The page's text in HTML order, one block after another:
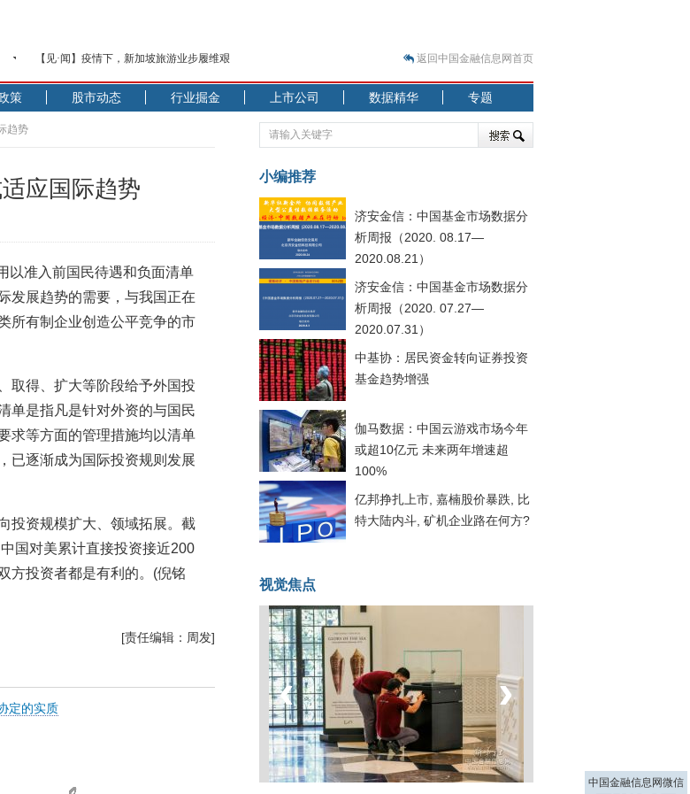
【见·闻】疫情下，新加坡旅游业步履维艰
记者手记：疫情下的香港零售业如何浴火重生？
【见·闻】疫情下一家香港传统零售商的转型突围之旅
济安金信：中国基金市场数据分析周报（2020. 07.27—2020.07.31）
【新华财经调查】同业存单、结构性存款玩起“跷跷板” 结构性失衡藏
央行公开市场净投放300亿元 短端资金利率明显下行
基本面及股市双轮冲击 债市回调十年期债表现最弱
沥青期货连续两日涨逾3% 沪银及两粕涨势喜人
恒生聚源：北斗收官之星发射成功，全产业链解析
济安金信：中国基金市场数据分析周报（2020. 08.17—2020.08.21）
返回中国金融信息网首页
策 股市动态 行业掘金 上市公司 数据精华 专题
趋势
应国际趋势
以准入前国民待遇和负面清单
发展趋势的需要，与我国正在
所有制企业创造公平竞争的市
取得、扩大等阶段给予外国投
单是指凡是针对外资的与国民
求等方面的管理措施均以清单
已逐渐成为国际投资规则发展
投资规模扩大、领域拓展。截
中国对美累计直接投资接近200
方投资者都是有利的。(倪铭
[责任编辑：周发]
定的实质
小编推荐
济安金信：中国基金市场数据分
析周报（2020. 08.17—
2020.08.21）
济安金信：中国基金市场数据分
析周报（2020. 07.27—
2020.07.31）
中基协：居民资金转向证券投资
基金趋势增强
伽马数据：中国云游戏市场今年
或超10亿元 未来两年增速超
100%
亿邦挣扎上市, 嘉楠股价暴跌, 比
特大陆内斗, 矿机企业路在何方?
视觉焦点
菲律宾：防疫降级
‹ ›
中国金融信息网微信